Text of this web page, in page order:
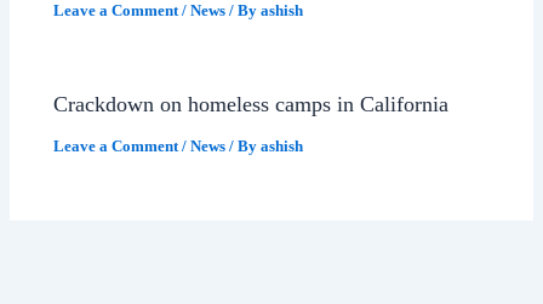
Leave a Comment /News / Byashish
Crackdown on homeless camps in California
Leave a Comment /News / Byashish